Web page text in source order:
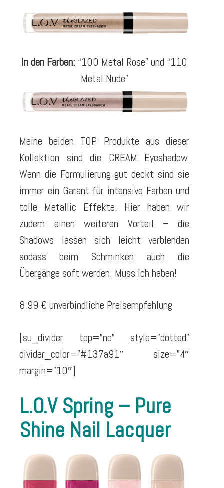
In den Farben: “100 Metal Rose” und “110
Metal Nude”
Meine beiden TOP Produkte aus dieser
Kollektion sind die CREAM Eyeshadow.
Wenn die Formulierung gut deckt sind sie
immer ein Garant für intensive Farben und
tolle Metallic Effekte. Hier haben wir
zudem einen weiteren Vorteil – die
Shadows lassen sich leicht verblenden
sodass beim Schminken auch die
Übergänge soft werden. Muss ich haben!
8,99 € unverbindliche Preisempfehlung
[su_divider top=”no” style=”dotted”
divider_color=”#137a91″ size=”4″
margin=”10″]
L.O.V Spring – Pure
Shine Nail Lacquer